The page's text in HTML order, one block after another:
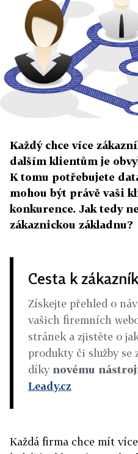
Každý chce více
dalším klientům je
K tomu potřebujete
mohou být právě vaši
konkurence. Jak tedy
zákaznickou základnu?
Cesta k
Získejte přehled o
vašich firemních
stránek a zjistěte o
produkty či služby se
díky novému
Leady.cz
Každá firma chce mít